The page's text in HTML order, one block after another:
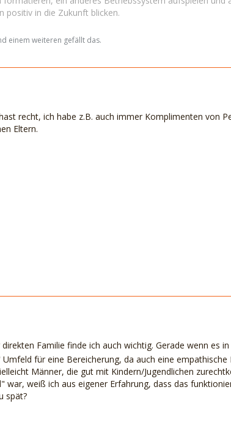
positiv in die Zukunft blicken.
einem weiteren gefällt das.
recht, ich habe z.B. auch immer Komplimenten von
Eltern.
Familie finde ich auch wichtig. Gerade wenn es
für eine Bereicherung, da auch eine
Männer, die gut mit Kindern/Jugendlichen
war, weiß ich aus eigener Erfahrung, dass das
spät?